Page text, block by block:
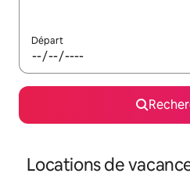
Départ
Locations de